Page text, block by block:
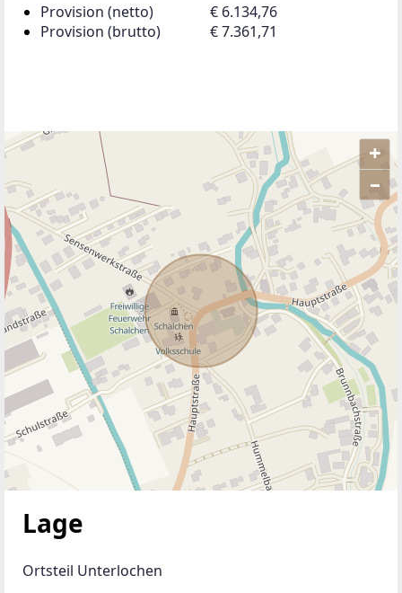
Provision (netto)
€ 6.134,76
Provision (brutto)
€ 7.361,71
+
–
ANBIETER KONTAKTIEREN
Lage
Ortsteil Unterlochen